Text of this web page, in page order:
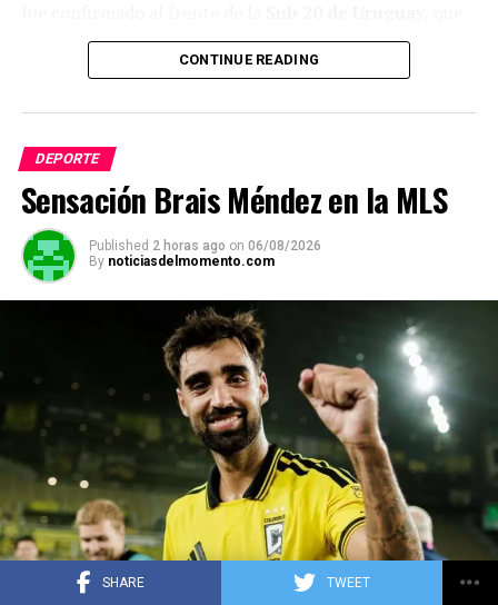
SHARE TWEET
en enero del próximo 2027 disputará el Sudamericano.
ADVERTISEMENT
CONTINUE READING
DEPORTE
Sensación Brais Méndez en la MLS
Published 2 horas ago on 06/08/2026
By noticiasdelmomento.com